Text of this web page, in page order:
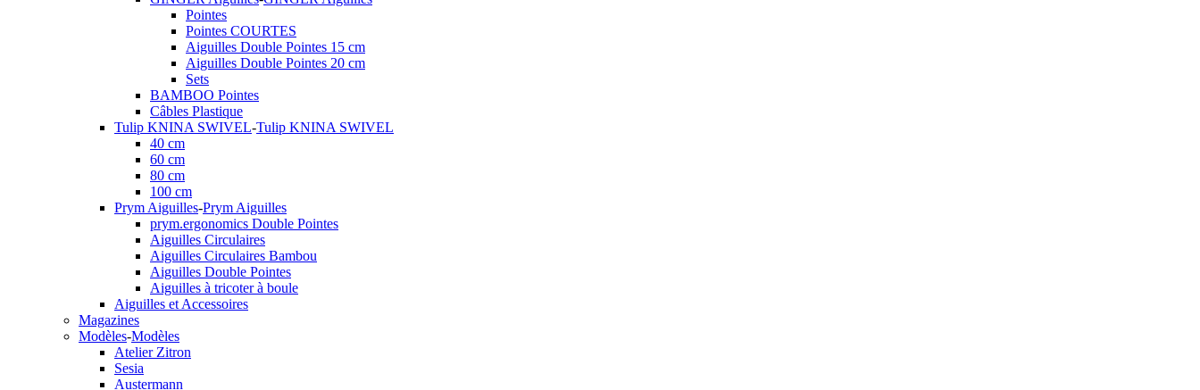
Pointes
Pointes COURTES
Aiguilles Double Pointes 15 cm
Aiguilles Double Pointes 20 cm
Sets
BAMBOO Pointes
Câbles Plastique
Tulip KNINA SWIVEL-Tulip KNINA SWIVEL
40 cm
60 cm
80 cm
100 cm
Prym Aiguilles-Prym Aiguilles
prym.ergonomics Double Pointes
Aiguilles Circulaires
Aiguilles Circulaires Bambou
Aiguilles Double Pointes
Aiguilles à tricoter à boule
Aiguilles et Accessoires
Magazines
Modèles-Modèles
Atelier Zitron
Sesia
Austermann